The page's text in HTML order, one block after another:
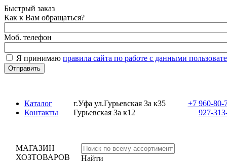
Быстрый заказ
Как к Вам обращаться?
Моб. телефон
Я принимаюправила сайта по работе с данными
Каталог
Контакты
г.Уфа ул.Гурьевская 3а к35
Гурьевская 3а к12
+7 960-80-
927-
МАГАЗИН
ХОЗТОВАРОВ
Найти